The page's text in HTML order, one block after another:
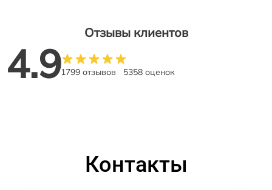
Отзывы клиентов
4.91799 отзывов 5358 оценок
Контакты